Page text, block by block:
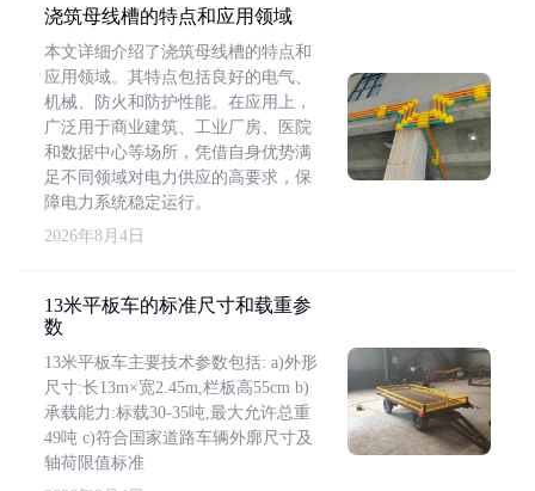
浇筑母线槽的特点和应用领域
本文详细介绍了浇筑母线槽的特点和
应用领域。其特点包括良好的电气、
机械、防火和防护性能。在应用上，
广泛用于商业建筑、工业厂房、医院
和数据中心等场所，凭借自身优势满
足不同领域对电力供应的高要求，保
障电力系统稳定运行。
2026年8月4日
13米平板车的标准尺寸和载重参
数
13米平板车主要技术参数包括: a)外形
尺寸:长13m×宽2.45m,栏板高55cm b)
承载能力:标载30-35吨,最大允许总重
49吨 c)符合国家道路车辆外廓尺寸及
轴荷限值标准